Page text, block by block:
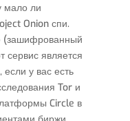
мало ли
Onion спи.
(зашифрованный
сервис является
у вас есть
Tor и
Circle в